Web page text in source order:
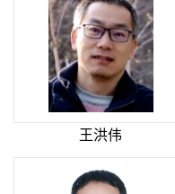
王洪伟